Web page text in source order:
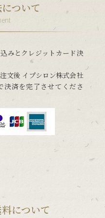
ついて
みとクレジットカード決
文後 イプシロン株式会社
決済を完了させてくださ
について